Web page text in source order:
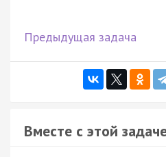
Предыдущая задача
Вместе с этой